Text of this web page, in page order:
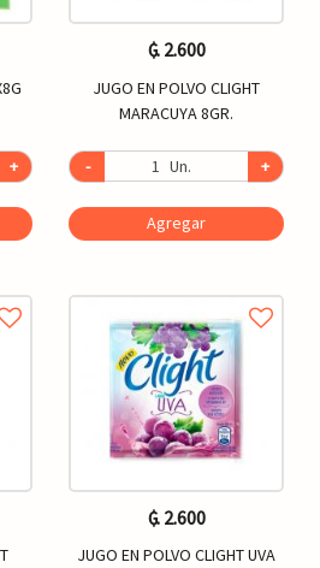
+
₲. 2.600
JUGO EN POLVO CLIGHT
MARACUYA 8GR.
- Un. +
Agregar
₲. 2.600
JUGO EN POLVO CLIGHT UVA